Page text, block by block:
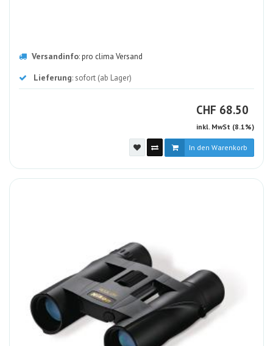
Versandinfo:pro clima Versand
Lieferung: sofort (ab Lager)
CHF CHF
68.50
inkl. MwSt (8.1%)
In den Warenkorb